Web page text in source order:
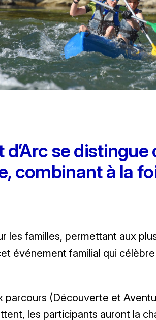
d’Arc se
combinant à la
familles, permettant aux
événement familial qui
parcours (Découverte et
les participants auront la